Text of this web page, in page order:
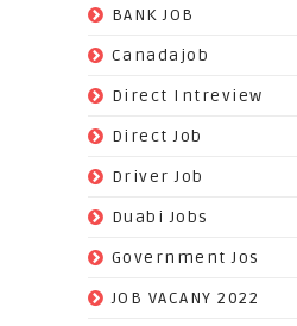
BANK JOB
Canadajob
Direct Intreview
Direct Job
Driver Job
Duabi Jobs
Government Jos
JOB VACANY 2022